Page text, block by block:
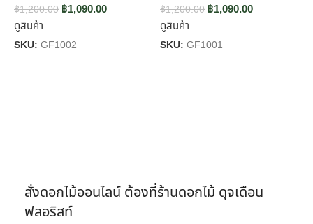
฿1,200.00 ฿1,090.00
ดูสินค้า
SKU: GF1002
฿1,200.00 ฿1,090.00
ดูสินค้า
SKU: GF1001
สั่งดอกไม้ออนไลน์ ต้องที่ร้านดอกไม้ ดุจเดือน
ฟลอริสท์